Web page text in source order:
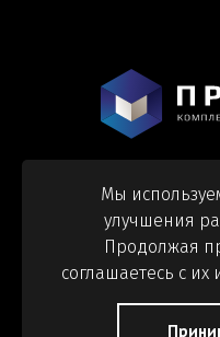
Информация и
справочными и не
Мы
улучшения
Продолжая
соглашаетесь с их